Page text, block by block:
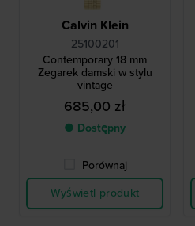
Calvin Klein
25100201
Contemporary 18 mm
Zegarek damski w stylu
vintage
685,00 zł
● Dostępny
Porównaj
Wyświetl produkt